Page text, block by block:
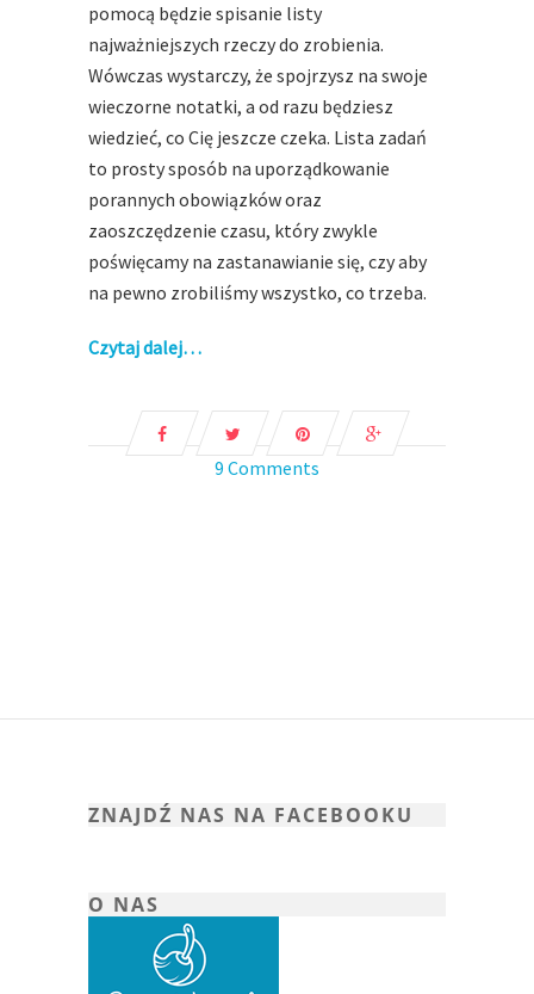
pomocą będzie spisanie listy
najważniejszych rzeczy do zrobienia.
Wówczas wystarczy, że spojrzysz na swoje
wieczorne notatki, a od razu będziesz
wiedzieć, co Cię jeszcze czeka. Lista zadań
to prosty sposób na uporządkowanie
porannych obowiązków oraz
zaoszczędzenie czasu, który zwykle
poświęcamy na zastanawianie się, czy aby
na pewno zrobiliśmy wszystko, co trzeba.
Czytaj dalej…
9 Comments
ZNAJDŹ NAS NA FACEBOOKU
O NAS